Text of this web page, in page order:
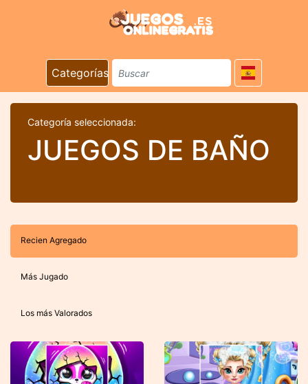
Categorías
Categoría seleccionada:
JUEGOS DE BAÑO
Recien Agregado
Más Jugado
Los más Valorados